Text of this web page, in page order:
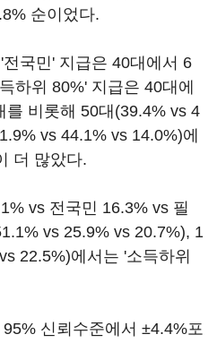
순이었다.
국민' 지급은 40대에서 6
하위 80%' 지급은 40대에
를 비롯해 50대(39.4% vs 4
vs 44.1% vs 14.0%)에
더 많았다.
vs 전국민 16.3% vs 필
vs 25.9% vs 20.7%), 1
22.5%)에서는 '소득하위
신뢰수준에서 ±4.4%포